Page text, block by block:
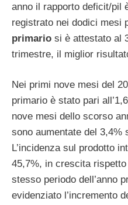
anno il rapporto deficit/pil
registrato nei dodici mesi
primario si è attestato al
trimestre, il miglior
Nei primi nove mesi del
primario è stato pari
nove mesi dello scorso
sono aumentate del 3,4%
L’incidenza sul prodotto
45,7%, in crescita
stesso periodo dell’anno
evidenziato l’incremento